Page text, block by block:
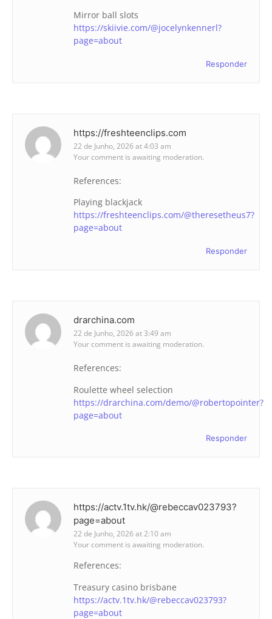
Mirror ball slots
https://skiivie.com/@jocelynkennerl?
page=about
Responder
https://freshteenclips.com
22 de Junho, 2026 at 4:03 am
Your comment is awaiting moderation.
References:
Playing blackjack
https://freshteenclips.com/@theresetheus7?
page=about
Responder
drarchina.com
22 de Junho, 2026 at 3:49 am
Your comment is awaiting moderation.
References:
Roulette wheel selection
https://drarchina.com/demo/@robertopointer?
page=about
Responder
https://actv.1tv.hk/@rebeccav023793?
page=about
22 de Junho, 2026 at 2:10 am
Your comment is awaiting moderation.
References:
Treasury casino brisbane
https://actv.1tv.hk/@rebeccav023793?
page=about